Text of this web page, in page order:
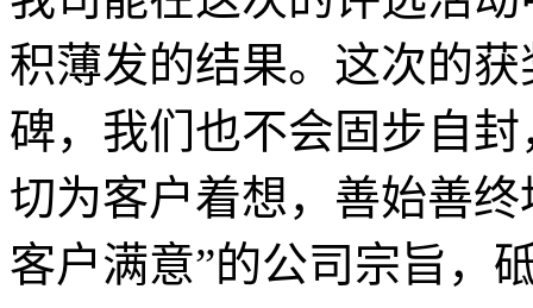
积薄发的结果。这次的
碑，我们也不会固步自
切为客户着想，善始善
客户满意”的公司宗旨，